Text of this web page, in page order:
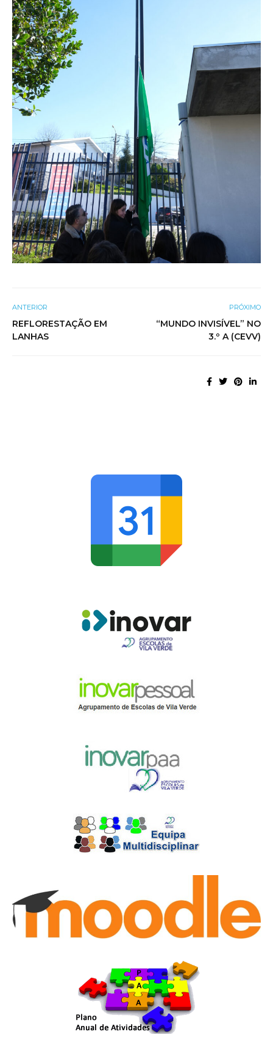
ANTERIOR
REFLORESTAÇÃO EM
LANHAS
PRÓXIMO
“MUNDO INVISÍVEL” NO
3.º A (CEVV)